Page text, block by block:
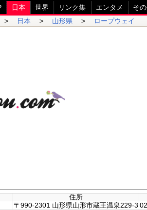
日本 世界 リンク集 エンタメ
そ
日本 > 山形県 > ロープウェイ
住所
〒990-2301 山形県山形市蔵王温泉229-3